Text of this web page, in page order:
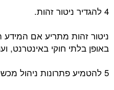
4 להגדיר ניטור זהות.
ניטור זהות מתריע אם
באופן בלתי חוקי באינטרנט,
5 להטמיע פתרונות ניהול מכשירים ניידים: